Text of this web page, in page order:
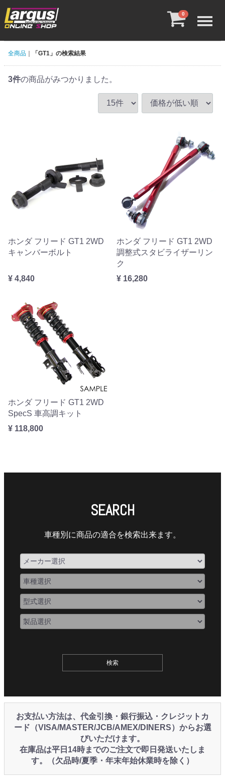
0
全商品 「GT1」の検索結果
3件の商品がみつかりました。
ホンダ フリード GT1 2WD
キャンバーボルト
¥ 4,840
ホンダ フリード GT1 2WD
調整式スタビライザーリン
ク
¥ 16,280
ホンダ フリード GT1 2WD
SpecS 車高調キット
¥ 118,800
SEARCH
車種別に商品の適合を検索出来ます。
お支払い方法は、代金引換・銀行振込・クレジットカ
ード（VISA/MASTER/JCB/AMEX/DINERS）からお選
びいただけます。
在庫品は平日14時までのご注文で即日発送いたしま
す。（欠品時/夏季・年末年始休業時を除く）